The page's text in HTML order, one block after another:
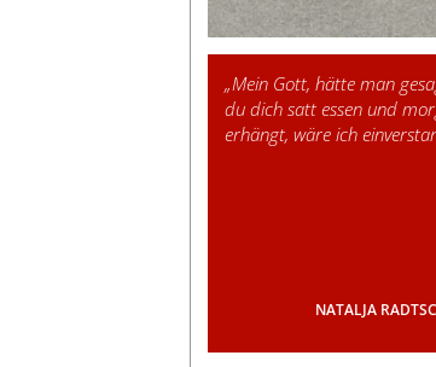
日本語
„Mein Gott, hätte man
du dich satt essen und
erhängt, wäre ich
NATALJA